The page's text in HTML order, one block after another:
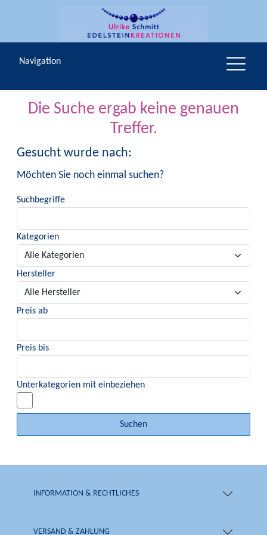
Navigation
Die Suche ergab keine genauen
Treffer.
Gesucht wurde nach:
Möchten Sie noch einmal suchen?
Suchbegriffe
Kategorien
Hersteller
Preis ab
Preis bis
Unterkategorien mit einbeziehen
Suchen
INFORMATION & RECHTLICHES
VERSAND & ZAHLUNG